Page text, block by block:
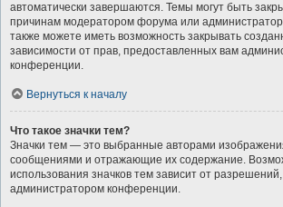
автоматически завершаются. Темы могут быть
причинам модератором форума или
также можете иметь возможность закрывать
зависимости от прав, предоставленных вам
конференции.
Вернуться к началу
Что такое значки тем?
Значки тем — это выбранные авторами
сообщениями и отражающие их содержание.
использования значков тем зависит от
администратором конференции.